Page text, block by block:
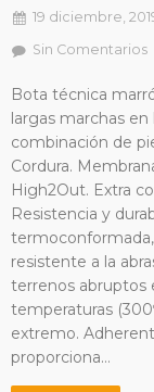
19 diciembre,
Sin Comentarios
Bota técnica
largas marchas en
combinación de
Cordura.
High2Out. Extra
Resistencia y
resistente a la
terrenos abruptos
temperaturas
extremo.
proporciona…